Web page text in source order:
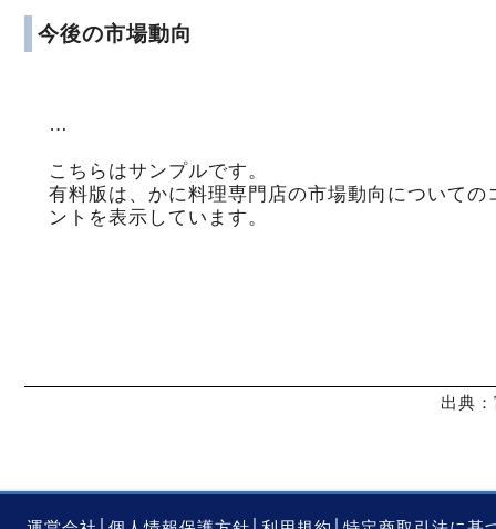
今後の市場動向
…
こちらはサンプルです。
有料版は、かに料理専門店の市場動向についての
ントを表示しています。
出典